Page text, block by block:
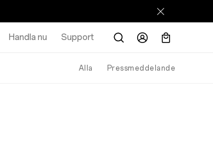
Handla nu Support
Alla Pressmeddelande